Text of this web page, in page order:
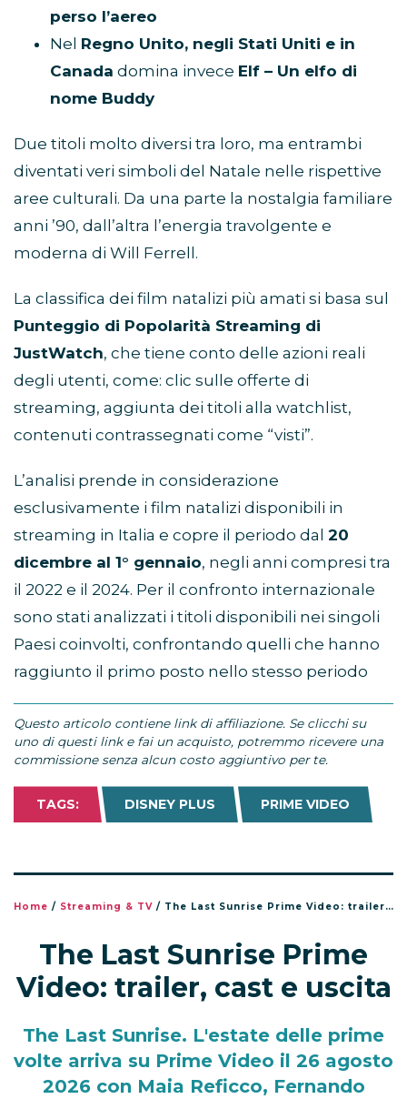
perso l’aereo
Nel Regno Unito, negli Stati Uniti e in
Canada domina invece Elf – Un elfo di
nome Buddy
Due titoli molto diversi tra loro, ma entrambi
diventati veri simboli del Natale nelle rispettive
aree culturali. Da una parte la nostalgia familiare
anni ’90, dall’altra l’energia travolgente e
moderna di Will Ferrell.
La classifica dei film natalizi più amati si basa sul
Punteggio di Popolarità Streaming di
JustWatch, che tiene conto delle azioni reali
degli utenti, come: clic sulle offerte di
streaming, aggiunta dei titoli alla watchlist,
contenuti contrassegnati come “visti”.
L’analisi prende in considerazione
esclusivamente i film natalizi disponibili in
streaming in Italia e copre il periodo dal 20
dicembre al 1° gennaio, negli anni compresi tra
il 2022 e il 2024. Per il confronto internazionale
sono stati analizzati i titoli disponibili nei singoli
Paesi coinvolti, confrontando quelli che hanno
raggiunto il primo posto nello stesso periodo
Questo articolo contiene link di affiliazione. Se clicchi su
uno di questi link e fai un acquisto, potremmo ricevere una
commissione senza alcun costo aggiuntivo per te.
TAGS: DISNEY PLUS PRIME VIDEO
Home / Streaming & TV / The Last Sunrise Prime Video: trailer, cast e uscita
The Last Sunrise Prime
Video: trailer, cast e uscita
The Last Sunrise. L'estate delle prime
volte arriva su Prime Video il 26 agosto
2026 con Maia Reficco, Fernando